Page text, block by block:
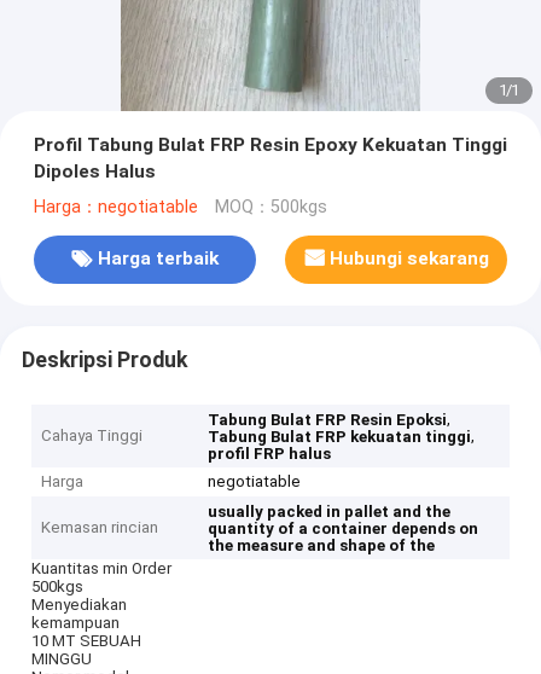
1/1
Profil Tabung Bulat FRP Resin Epoxy Kekuatan Tinggi
Dipoles Halus
Harga：negotiatable MOQ：500kgs
Harga terbaik Hubungi sekarang
Deskripsi Produk
Cahaya Tinggi
Tabung Bulat FRP Resin Epoksi,
Tabung Bulat FRP kekuatan tinggi,
profil FRP halus
Harga
negotiatable
Kemasan rincian
usually packed in pallet and the
quantity of a container depends on
the measure and shape of the
Kuantitas min Order
500kgs
Menyediakan
kemampuan
10 MT SEBUAH
MINGGU